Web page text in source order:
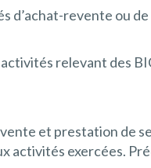
d’achat-revente ou
relevant des
et prestation de
exercées.